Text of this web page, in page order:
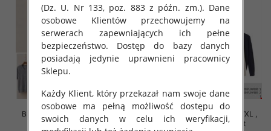
Bluzki damskie Roz S/M-L/XL ,
Mix Kolor Paczka 10 szt
Bluzki damskie Roz S/M-L/XL ,
Mix Kolor Paczka 10 szt
(Dz. U. Nr 133, poz. 883 z późn. zm.). Dane
osobowe Klientów przechowujemy na
serwerach zapewniających ich pełne
bezpieczeństwo. Dostęp do bazy danych
posiadają jedynie uprawnieni pracownicy
Sklepu.
Każdy Klient, który przekazał nam swoje dane
osobowe ma pełną możliwość dostępu do
swoich danych w celu ich weryfikacji,